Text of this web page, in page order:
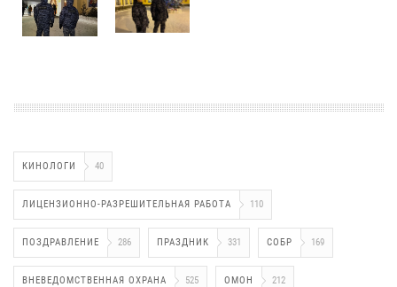
КИНОЛОГИ 40
ЛИЦЕНЗИОННО-РАЗРЕШИТЕЛЬНАЯ РАБОТА 110
ПОЗДРАВЛЕНИЕ 286 ПРАЗДНИК 331 СОБР 169
ВНЕВЕДОМСТВЕННАЯ ОХРАНА 525 ОМОН 212